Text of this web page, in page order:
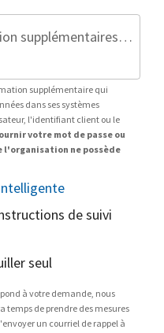
Informations d'identification supplémentaires (facultatif)
supplémentaire qui
dans ses systèmes
l'identifiant client ou le
votre mot de passe ou
ne possède
de suivi
seul
à votre demande, nous
temps de prendre des mesures
un courriel de rappel à